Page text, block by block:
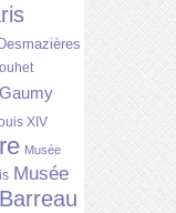
XIV
Musée
Musée